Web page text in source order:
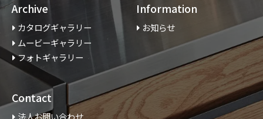
Archive
カタログギャラリー
ムービーギャラリー
フォトギャラリー
Information
お知らせ
Contact